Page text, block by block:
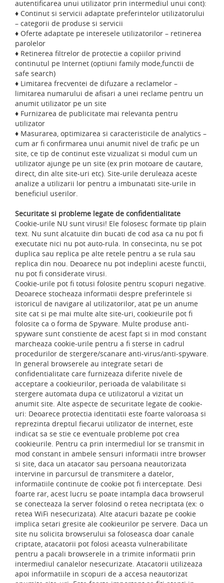
autentificarea unui utilizator prin intermediul unui cont):
♦ Continut si servicii adaptate preferintelor utilizatorului
– categorii de produse si servicii
♦ Oferte adaptate pe interesele utilizatorilor – retinerea
parolelor
♦ Retinerea filtrelor de protectie a copiilor privind
continutul pe Internet (optiuni family mode,functii de
safe search)
♦ Limitarea frecventei de difuzare a reclamelor –
limitarea numarului de afisari a unei reclame pentru un
anumit utilizator pe un site
♦ Furnizarea de publicitate mai relevanta pentru
utilizator
♦ Masurarea, optimizarea si caracteristicile de analytics –
cum ar fi confirmarea unui anumit nivel de trafic pe un
site, ce tip de continut este vizualizat si modul cum un
utilizator ajunge pe un site (ex prin motoare de cautare,
direct, din alte site-uri etc). Site-urile deruleaza aceste
analize a utilizarii lor pentru a imbunatati site-urile in
beneficiul userilor.
Securitate si probleme legate de confidentialitate
Cookie-urile NU sunt virusi! Ele folosesc formate tip plain
text. Nu sunt alcatuite din bucati de cod asa ca nu pot fi
executate nici nu pot auto-rula. In consecinta, nu se pot
duplica sau replica pe alte retele pentru a se rula sau
replica din nou. Deoarece nu pot indeplini aceste functii,
nu pot fi considerate virusi.
Cookie-urile pot fi totusi folosite pentru scopuri negative.
Deoarece stocheaza informatii despre preferintele si
istoricul de navigare al utilizatorilor, atat pe un anume
site cat si pe mai multe alte site-uri, cookieurile pot fi
folosite ca o forma de Spyware. Multe produse anti-
spyware sunt constiente de acest fapt si in mod constant
marcheaza cookie-urile pentru a fi sterse in cadrul
procedurilor de stergere/scanare anti-virus/anti-spyware.
In general browserele au integrate setari de
confidentialitate care furnizeaza diferite nivele de
acceptare a cookieurilor, perioada de valabilitate si
stergere automata dupa ce utilizatorul a vizitat un
anumit site. Alte aspecte de securitate legate de cookie-
uri: Deoarece protectia identitatii este foarte valoroasa si
reprezinta dreptul fiecarui utilizator de internet, este
indicat sa se stie ce eventuale probleme pot crea
cookieurile. Pentru ca prin intermediul lor se transmit in
mod constant in ambele sensuri informatii intre browser
si site, daca un atacator sau persoana neautorizata
intervine in parcursul de transmitere a datelor,
informatiile continute de cookie pot fi interceptate. Desi
foarte rar, acest lucru se poate intampla daca browserul
se conecteaza la server folosind o retea necriptata (ex: o
retea WiFi nesecurizata). Alte atacuri bazate pe cookie
implica setari gresite ale cookieurilor pe servere. Daca un
site nu solicita browserului sa foloseasca doar canale
criptate, atacatorii pot folosi aceasta vulnerabilitate
pentru a pacali browserele in a trimite informatii prin
intermediul canalelor nesecurizate. Atacatorii utilizeaza
apoi informatiile in scopuri de a accesa neautorizat